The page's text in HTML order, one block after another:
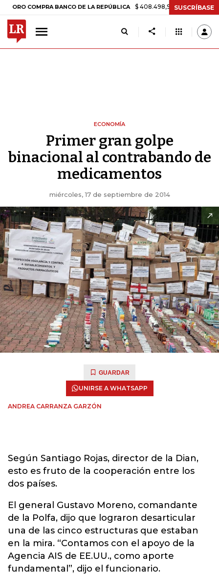
COMPRA BANCO DE LA REPÚBLICA $ 408.498,97 +$ 8.753,81 +2,19%
SUSCRÍBASE
ECONOMÍA
Primer gran golpe
binacional al contrabando de
medicamentos
miércoles, 17 de septiembre de 2014
GUARDAR
UNIRSE A WHATSAPP
ANDREA CARRANZA GARZÓN
Según Santiago Rojas, director de la Dian,
esto es fruto de la cooperación entre los
dos países.
El general Gustavo Moreno, comandante
de la Polfa, dijo que lograron desarticular
una de las cinco estructuras que estaban
en la mira. “Contamos con el apoyo de la
Agencia AIS de EE.UU., como aporte
fundamental”, dijo el funcionario.